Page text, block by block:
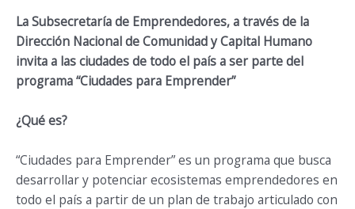
La Subsecretaría de Emprendedores, a través de la
Dirección Nacional de Comunidad y Capital Humano
invita a las ciudades de todo el país a ser parte del
programa “Ciudades para Emprender”
¿Qué es?
“Ciudades para Emprender” es un programa que busca
desarrollar y potenciar ecosistemas emprendedores en
todo el país a partir de un plan de trabajo articulado con